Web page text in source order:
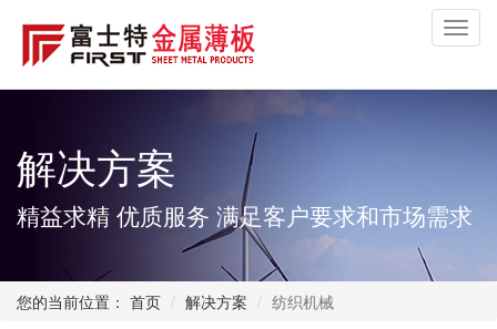
解决方案
精益求精 优质服务 满足客户要求和市场需求
您的当前位置： 首页 解决方案 纺织机械